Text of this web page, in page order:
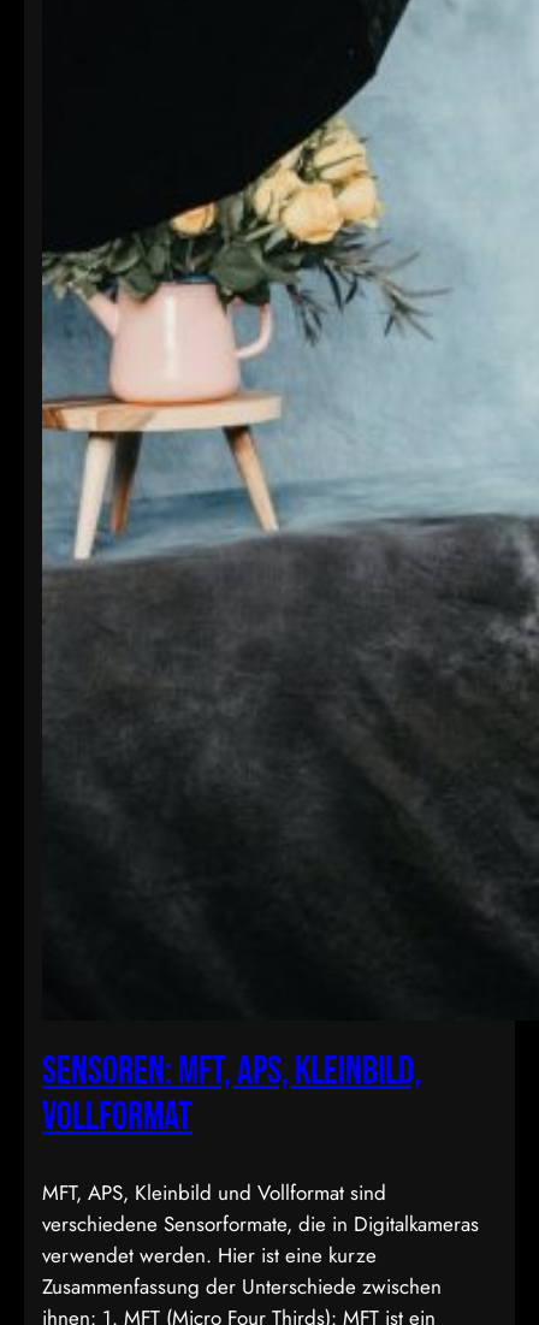
Sensoren: MFT, APS, Kleinbild,
Vollformat
MFT, APS, Kleinbild und Vollformat sind
verschiedene Sensorformate, die in Digitalkameras
verwendet werden. Hier ist eine kurze
Zusammenfassung der Unterschiede zwischen
ihnen: 1. MFT (Micro Four Thirds): MFT ist ein